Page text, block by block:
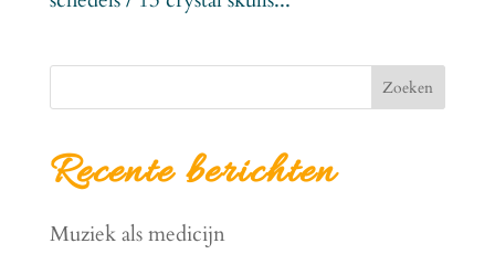
Zoeken
Recente berichten
Muziek als medicijn